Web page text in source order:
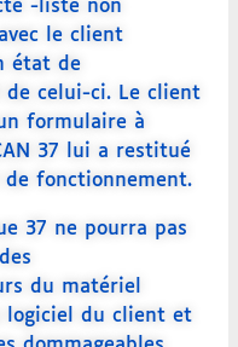
-liste non
le client
état de
celui-ci. Le client
formulaire à
37 lui a restitué
fonctionnement.
37 ne pourra pas
du matériel
logiciel du client et